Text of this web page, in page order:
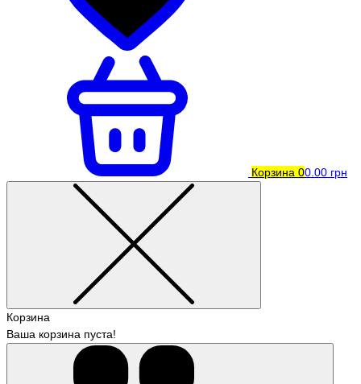
Корзина 00.00 грн
Корзина
Ваша корзина пуста!